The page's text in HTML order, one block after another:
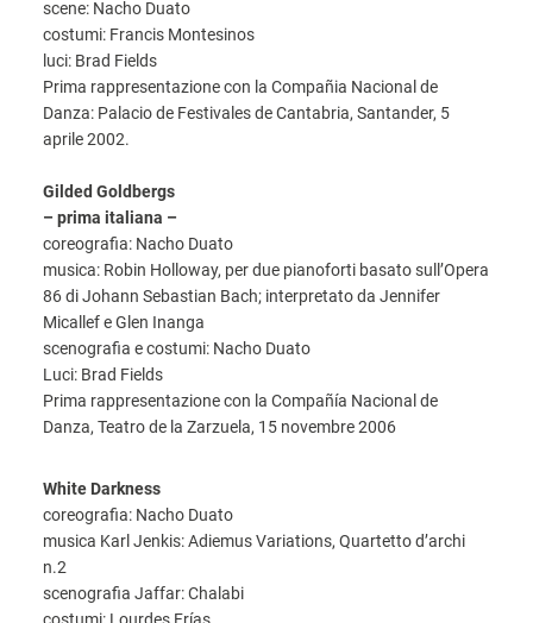
scene: Nacho Duato
costumi: Francis Montesinos
luci: Brad Fields
Prima rappresentazione con la Compañia Nacional de
Danza: Palacio de Festivales de Cantabria, Santander, 5
aprile 2002.
Gilded Goldbergs
– prima italiana –
coreografia: Nacho Duato
musica: Robin Holloway, per due pianoforti basato sull’Opera
86 di Johann Sebastian Bach; interpretato da Jennifer
Micallef e Glen Inanga
scenografia e costumi: Nacho Duato
Luci: Brad Fields
Prima rappresentazione con la Compañía Nacional de
Danza, Teatro de la Zarzuela, 15 novembre 2006
White Darkness
coreografia: Nacho Duato
musica Karl Jenkis: Adiemus Variations, Quartetto d’archi
n.2
scenografia Jaffar: Chalabi